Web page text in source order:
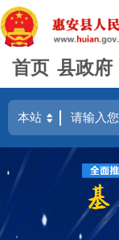
首页 县政府